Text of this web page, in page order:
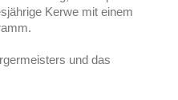
Kerwe mit einem
und das